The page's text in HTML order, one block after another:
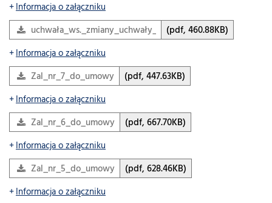
Informacja o załączniku
uchwała_ws._zmiany_uchwały_OKO_463_26
(pdf, 460.88KB)
Informacja o załączniku
Zal_nr_7_do_umowy
(pdf, 447.63KB)
Informacja o załączniku
Zal_nr_6_do_umowy
(pdf, 667.70KB)
Informacja o załączniku
Zal_nr_5_do_umowy
(pdf, 628.46KB)
Informacja o załączniku